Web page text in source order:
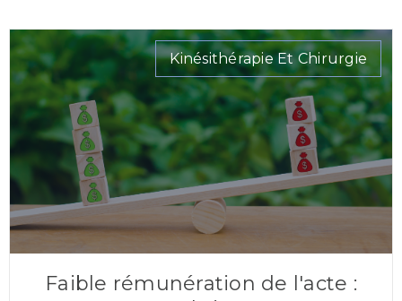
Kinésithérapie Et Chirurgie
Faible rémunération de l'acte :